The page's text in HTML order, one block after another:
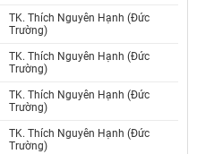
TK. Thích Nguyên Hạnh (Đức
Trường)
TK. Thích Nguyên Hạnh (Đức
Trường)
TK. Thích Nguyên Hạnh (Đức
Trường)
TK. Thích Nguyên Hạnh (Đức
Trường)